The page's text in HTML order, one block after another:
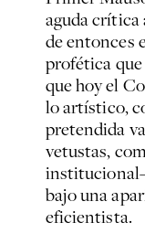
aguda
de entonces
profética que
que hoy el
lo artístico,
pretendida
vetustas,
bajo una
eficientista.